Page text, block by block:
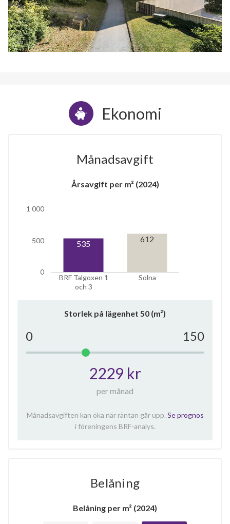
Ekonomi
Månadsavgift
Årsavgift per m² (2024)
BRF Talgoxen 1
och 3
Solna
0
500
1 000
535 612
Storlek på lägenhet 50 (m²)
0 150
2229 kr
per månad
Månadsavgiften kan öka när räntan går upp. Se prognos
i föreningens BRF-analys.
Belåning
Belåning per m² (2024)